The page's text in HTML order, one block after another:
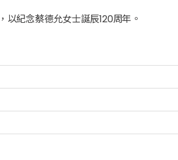
紀念蔡德允女士誕辰120周年。